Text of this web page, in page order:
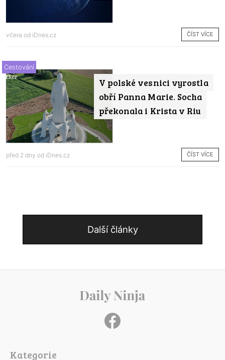
včera od iDnes.cz ČÍST VÍCE
V polské vesnici vyrostla
obří Panna Marie. Socha
překonala i Krista v Riu
Cestování
před 2 dny od iDnes.cz ČÍST VÍCE
Další články
Kategorie